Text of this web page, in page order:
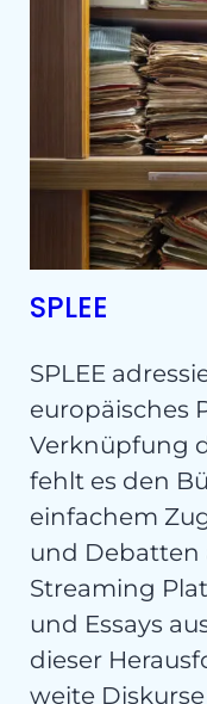
SPLEE
SPLEE
europäisches
Verknüpfung
fehlt es den
einfachem
und Debatten
Streaming
und Essays
dieser
weite